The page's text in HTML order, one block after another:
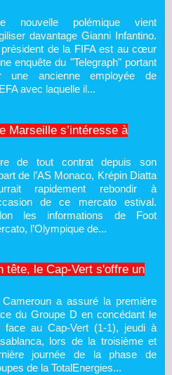
nouvelle polémique vient
davantage Gianni Infantino.
président de la FIFA est au cœur
enquête du "Telegraph" portant
une ancienne employée de
avec laquelle il...
Marseille s’intéresse à
de tout contrat depuis son
de l’AS Monaco, Krépin Diatta
rapidement rebondir à
de ce mercato estival.
les informations de Foot
l’Olympique de...
tête, le Cap-Vert s'offre un
Cameroun a assuré la première
du Groupe D en concédant le
face au Cap-Vert (1-1), jeudi à
lors de la troisième et
journée de la phase de
de la TotalEnergies...